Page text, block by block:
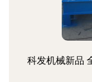
科发机械新品